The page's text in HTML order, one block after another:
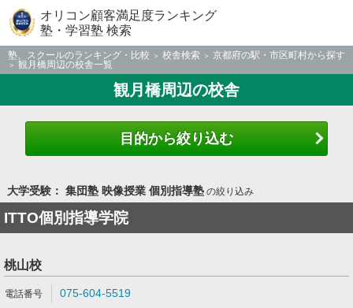
オリコン顧客満足度ランキング
塾・学習塾 検索
塾、スクールのランキング・比較 校舎検索
京都府の駅・市区町村から探す
観月橋周辺の校舎一覧
観月橋周辺の校舎
目的から絞り込む
大学受験： 集団塾 映像授業 個別指導塾の絞り込み
ITTO個別指導学院
桃山校
075-604-5519